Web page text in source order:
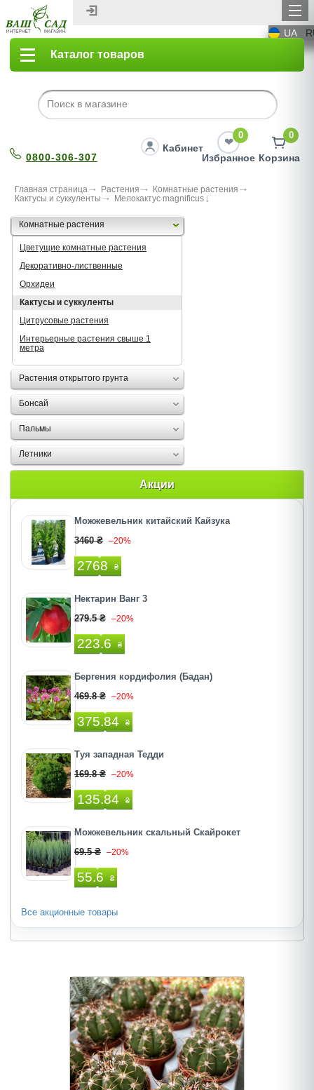
UA
Каталог товаров
0800-306-307
Кабинет
0
Избранное
0
Корзина
Главная страница Растения
Комнатные растения
Кактусы и суккуленты
Мелокактус magnificus
Комнатные растения
Цветущие комнатные растения
Декоративно-лиственные
Орхидеи
Кактусы и суккуленты
Цитрусовые растения
Интерьерные растения свыше 1
метра
Растения открытого грунта
Бонсай
Пальмы
Летники
Акции
Можжевельник китайский Кайзука
3460 ₴ –20%
2768 ₴
Нектарин Ванг 3
279.5 ₴ –20%
223.6 ₴
Бергения кордифолия (Бадан)
469.8 ₴ –20%
375.84 ₴
Туя западная Тедди
169.8 ₴ –20%
135.84 ₴
Можжевельник скальный Скайрокет
69.5 ₴ –20%
55.6 ₴
Все акционные товары